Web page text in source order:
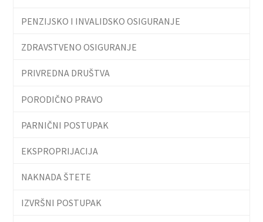
PENZIJSKO I INVALIDSKO OSIGURANJE
ZDRAVSTVENO OSIGURANJE
PRIVREDNA DRUŠTVA
PORODIČNO PRAVO
PARNIČNI POSTUPAK
EKSPROPRIJACIJA
NAKNADA ŠTETE
IZVRŠNI POSTUPAK